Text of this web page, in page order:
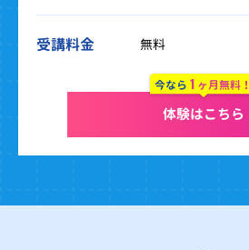
受講料金 無料
今なら1 ヶ月無料！
体験はこちら